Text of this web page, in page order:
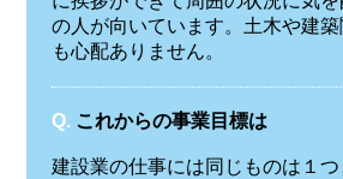
の人が向いています。土木や建
も心配ありません。
Q. これからの事業目標は
建設業の仕事には同じものは１